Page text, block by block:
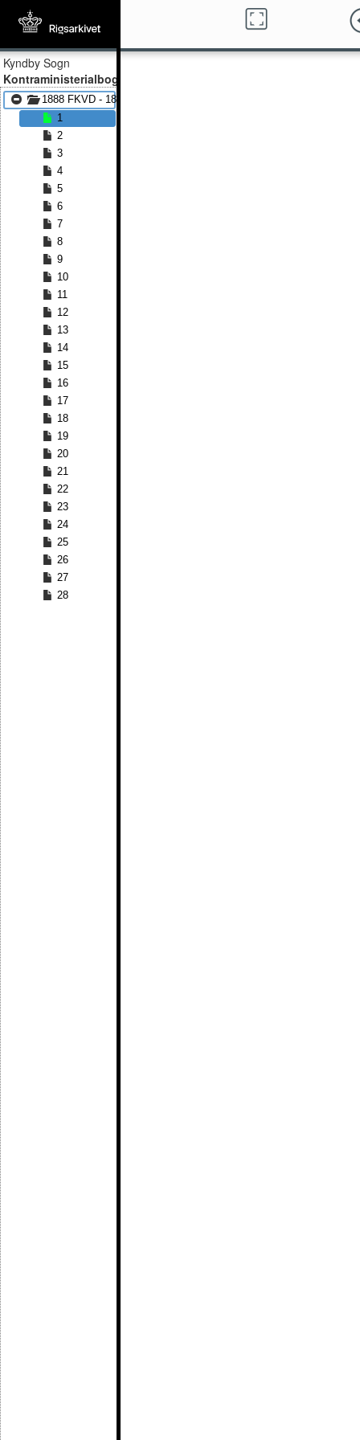
Kyndby Sogn
Kontraministerialbog
1888 FKVD - 1891 FKVD
1
2
3
4
5
6
7
8
9
10
11
12
13
14
15
16
17
18
19
20
21
22
23
24
25
26
27
28